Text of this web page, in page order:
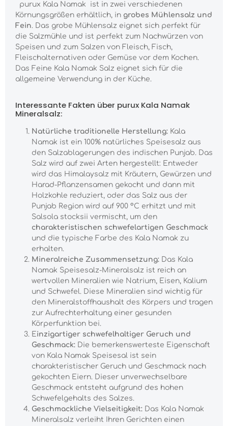
purux Kala Namak ist in zwei verschiedenen
Körnungsgrößen erhältlich, in grobes Mühlensalz und
Fein. Das grobe Mühlensalz eignet sich perfekt für
die Salzmühle und ist perfekt zum Nachwürzen von
Speisen und zum Salzen von Fleisch, Fisch,
Fleischalternativen oder Gemüse vor dem Kochen.
Das Feine Kala Namak Salz eignet sich für die
allgemeine Verwendung in der Küche.
Interessante Fakten über purux Kala Namak
Mineralsalz:
Natürliche traditionelle Herstellung: Kala
Namak ist ein 100% natürliches Speisesalz aus
den Salzablagerungen des indischen Punjab. Das
Salz wird auf zwei Arten hergestellt: Entweder
wird das Himalaysalz mit Kräutern, Gewürzen und
Harad-Pflanzensamen gekocht und dann mit
Holzkohle reduziert, oder das Salz aus der
Punjab Region wird auf 900 °C erhitzt und mit
Salsola stocksii vermischt, um den
charakteristischen schwefelartigen Geschmack
und die typische Farbe des Kala Namak zu
erhalten.
Mineralreiche Zusammensetzung: Das Kala
Namak Speisesalz-Mineralsalz ist reich an
wertvollen Mineralien wie Natrium, Eisen, Kalium
und Schwefel. Diese Mineralien sind wichtig für
den Mineralstoffhaushalt des Körpers und tragen
zur Aufrechterhaltung einer gesunden
Körperfunktion bei.
Einzigartiger schwefelhaltiger Geruch und
Geschmack: Die bemerkenswerteste Eigenschaft
von Kala Namak Speisesal ist sein
charakteristischer Geruch und Geschmack nach
gekochten Eiern. Dieser unverwechselbare
Geschmack entsteht aufgrund des hohen
Schwefelgehalts des Salzes.
Geschmackliche Vielseitigkeit: Das Kala Namak
Mineralsalz verleiht Ihren Gerichten einen